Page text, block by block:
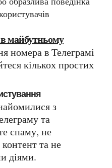
майбутньому
кількох простих
та
спаму, не
та не
діями.